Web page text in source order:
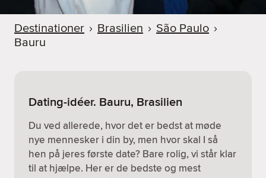
Destinationer › Brasilien › São Paulo ›
Bauru
Dating-idéer. Bauru, Brasilien
Du ved allerede, hvor det er bedst at møde
nye mennesker i din by, men hvor skal I så
hen på jeres første date? Bare rolig, vi står klar
til at hjælpe. Her er de bedste og mest